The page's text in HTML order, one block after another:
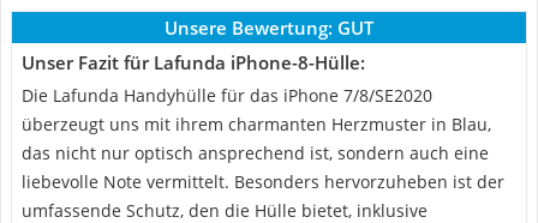
Unsere Bewertung: GUT
Unser Fazit für Lafunda iPhone-8-Hülle:
Die Lafunda Handyhülle für das iPhone 7/8/SE2020
überzeugt uns mit ihrem charmanten Herzmuster in Blau,
das nicht nur optisch ansprechend ist, sondern auch eine
liebevolle Note vermittelt. Besonders hervorzuheben ist der
umfassende Schutz, den die Hülle bietet, inklusive